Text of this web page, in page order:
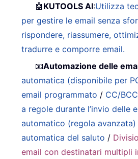
🤖 KUTOOLS AI:Utilizza
per gestire le email senza
rispondere, riassumere,
tradurre e comporre email.
📧Automazione delle
automatica (disponibile per
email programmato / CC/
a regole durante l’invio delle
automatico (regola avanzata)
automatica del saluto /
email con destinatari multipli